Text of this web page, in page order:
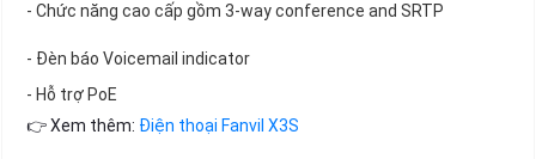
- Chức năng cao cấp gồm 3-way conference and SRTP
- Đèn báo Voicemail indicator
- Hỗ trợ PoE
👉 Xem thêm: Điện thoại Fanvil X3S